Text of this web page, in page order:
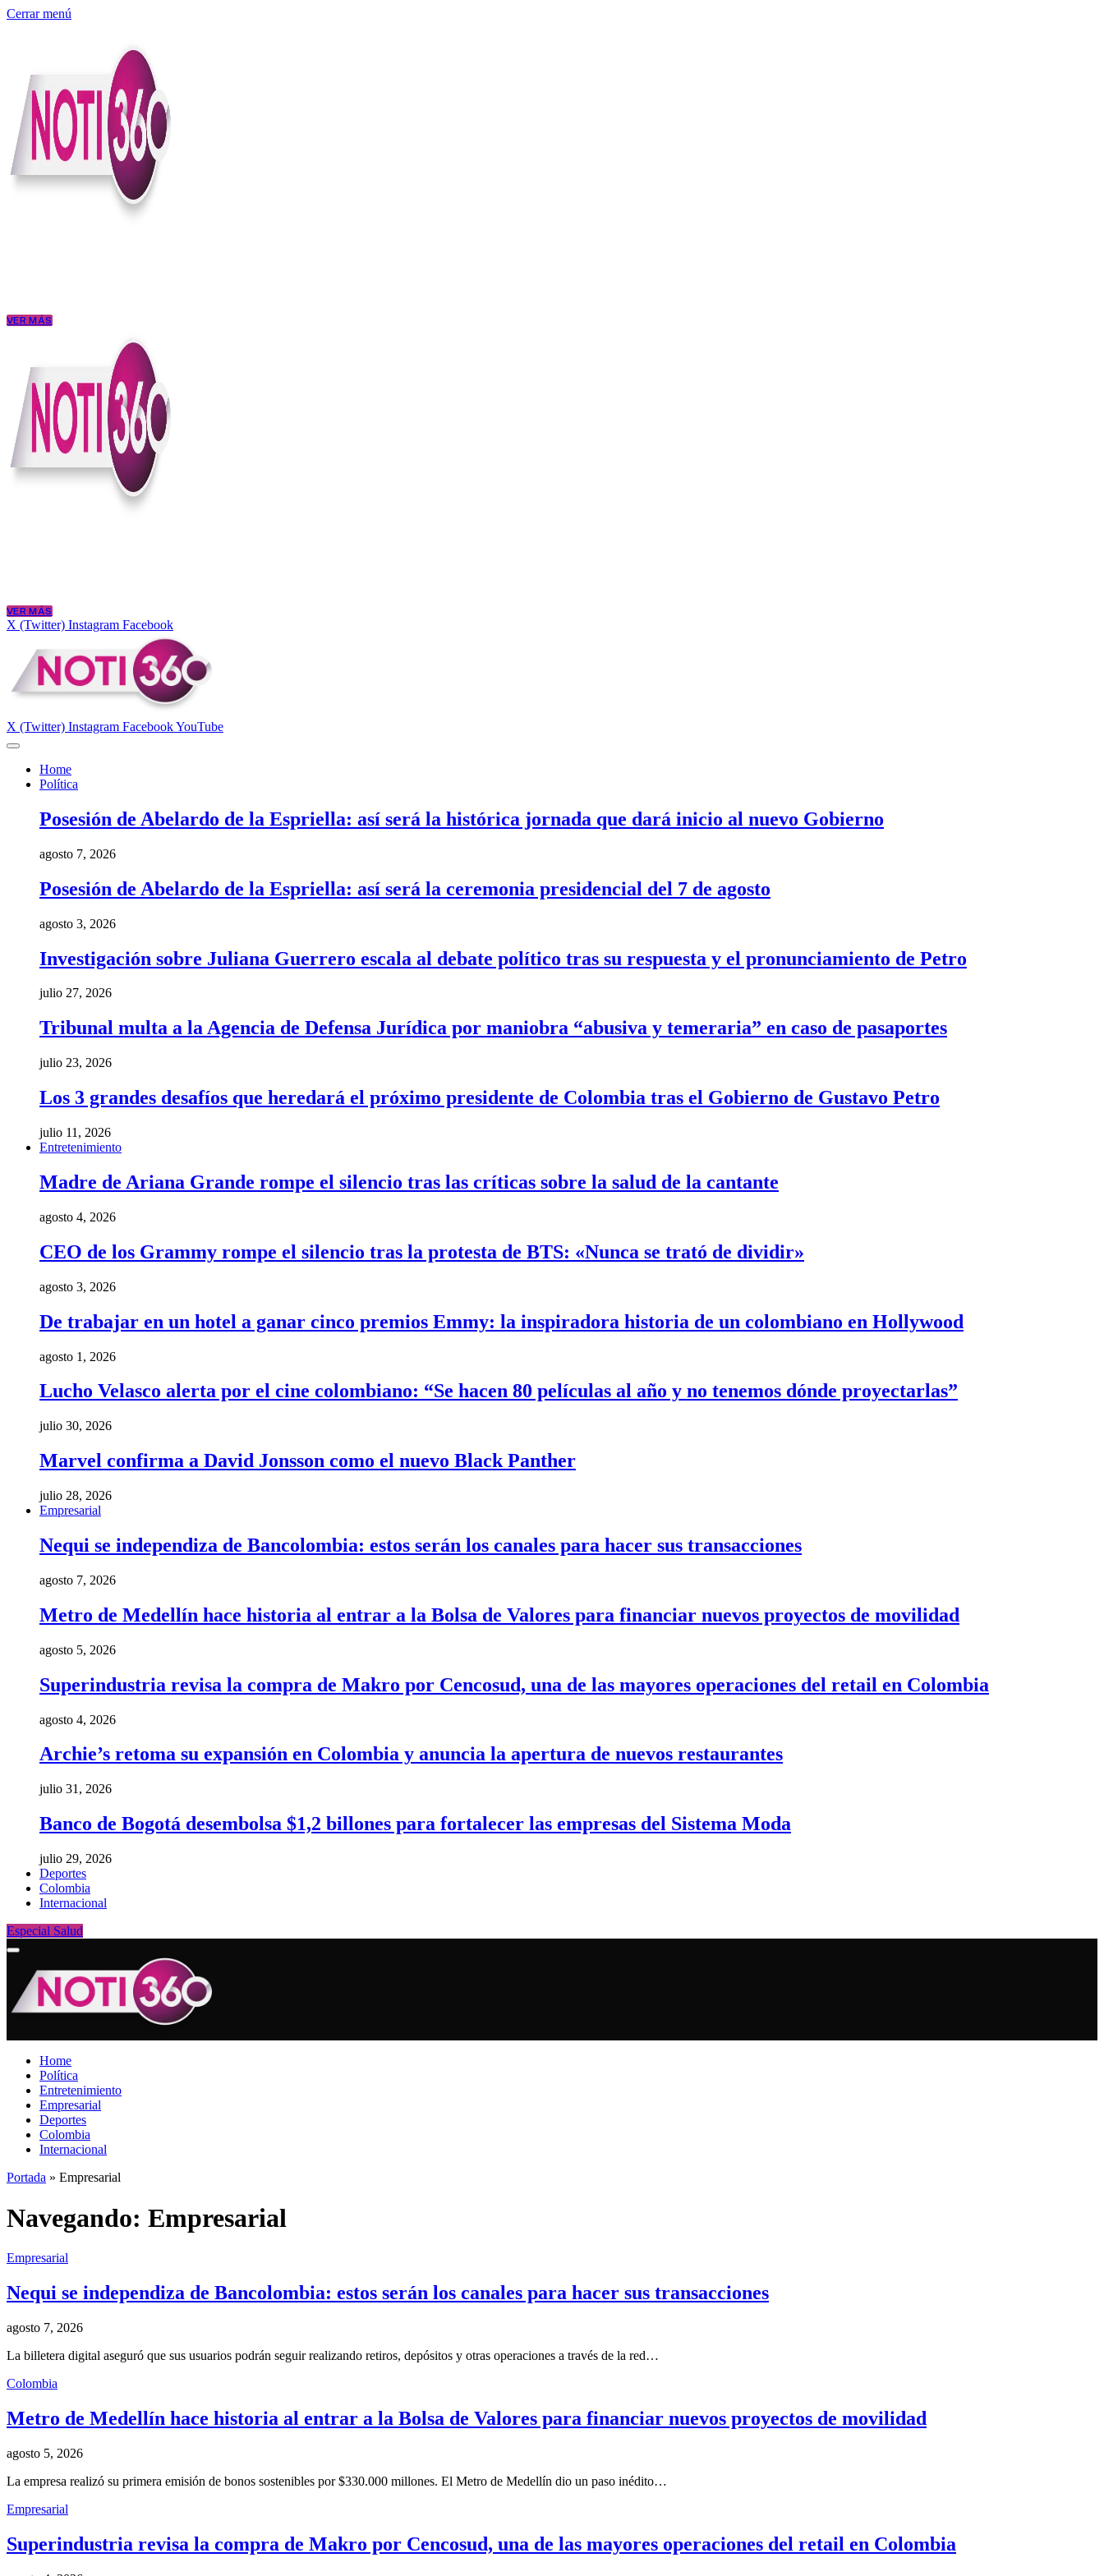
Cerrar menú
VER MÁS
VER MÁS
X (Twitter) Instagram Facebook
X (Twitter) Instagram FacebookYouTube
Home
Política
Posesión de Abelardo de la Espriella: así será la histórica jornada que dará inicio al nuevo Gobierno
agosto 7, 2026
Posesión de Abelardo de la Espriella: así será la ceremonia presidencial del 7 de agosto
agosto 3, 2026
Investigación sobre Juliana Guerrero escala al debate político tras su respuesta y el pronunciamiento de Petro
julio 27, 2026
Tribunal multa a la Agencia de Defensa Jurídica por maniobra “abusiva y temeraria” en caso de pasaportes
julio 23, 2026
Los 3 grandes desafíos que heredará el próximo presidente de Colombia tras el Gobierno de Gustavo Petro
julio 11, 2026
Entretenimiento
Madre de Ariana Grande rompe el silencio tras las críticas sobre la salud de la cantante
agosto 4, 2026
CEO de los Grammy rompe el silencio tras la protesta de BTS: «Nunca se trató de dividir»
agosto 3, 2026
De trabajar en un hotel a ganar cinco premios Emmy: la inspiradora historia de un colombiano en Hollywood
agosto 1, 2026
Lucho Velasco alerta por el cine colombiano: “Se hacen 80 películas al año y no tenemos dónde proyectarlas”
julio 30, 2026
Marvel confirma a David Jonsson como el nuevo Black Panther
julio 28, 2026
Empresarial
Nequi se independiza de Bancolombia: estos serán los canales para hacer sus transacciones
agosto 7, 2026
Metro de Medellín hace historia al entrar a la Bolsa de Valores para financiar nuevos proyectos de movilidad
agosto 5, 2026
Superindustria revisa la compra de Makro por Cencosud, una de las mayores operaciones del retail en Colombia
agosto 4, 2026
Archie’s retoma su expansión en Colombia y anuncia la apertura de nuevos restaurantes
julio 31, 2026
Banco de Bogotá desembolsa $1,2 billones para fortalecer las empresas del Sistema Moda
julio 29, 2026
Deportes
Colombia
Internacional
Especial Salud
Home
Política
Entretenimiento
Empresarial
Deportes
Colombia
Internacional
Portada » Empresarial
Navegando: Empresarial
Empresarial
Nequi se independiza de Bancolombia: estos serán los canales para hacer sus transacciones
agosto 7, 2026
La billetera digital aseguró que sus usuarios podrán seguir realizando retiros, depósitos y otras operaciones a través de la red…
Colombia
Metro de Medellín hace historia al entrar a la Bolsa de Valores para financiar nuevos proyectos de movilidad
agosto 5, 2026
La empresa realizó su primera emisión de bonos sostenibles por $330.000 millones. El Metro de Medellín dio un paso inédito…
Empresarial
Superindustria revisa la compra de Makro por Cencosud, una de las mayores operaciones del retail en Colombia